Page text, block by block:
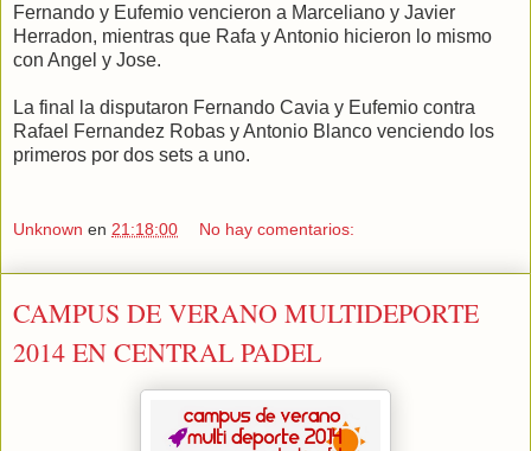
Fernando y Eufemio vencieron a Marceliano y Javier
Herradon, mientras que Rafa y Antonio hicieron lo mismo
con Angel y Jose.
La final la disputaron Fernando Cavia y Eufemio contra
Rafael Fernandez Robas y Antonio Blanco venciendo los
primeros por dos sets a uno.
Unknown en 21:18:00 No hay comentarios:
CAMPUS DE VERANO MULTIDEPORTE
2014 EN CENTRAL PADEL